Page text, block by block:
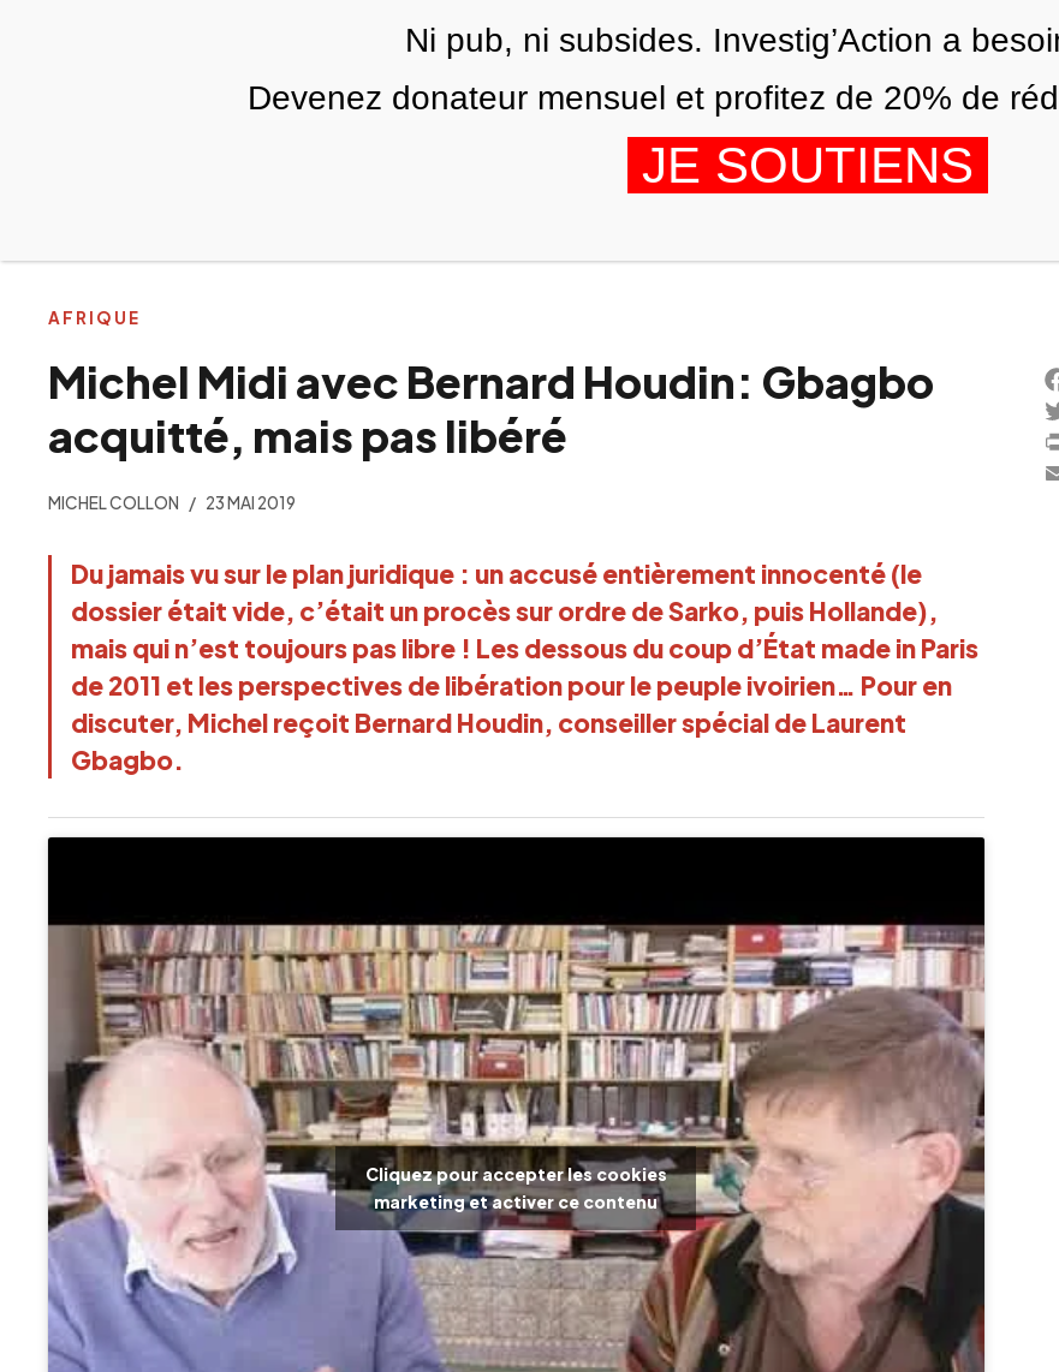
NOUS AGENDA
Michel Midi avec Bernard Houdin: Gbagbo
acquitté, mais pas libéré
MICHEL COLLON 23 MAI 2019
Du jamais vu sur le plan juridique : un accusé entièrement innocenté (le
dossier était vide, c’était un procès sur ordre de Sarko, puis Hollande),
mais qui n’est toujours pas libre ! Les dessous du coup d’État made in Paris
de 2011 et les perspectives de libération pour le peuple ivoirien… Pour en
discuter, Michel reçoit Bernard Houdin, conseiller spécial de Laurent
Gbagbo.
Cliquez pour accepter les cookies
marketing et activer ce contenu
AFRIQUE
Ni pub, ni subsides. Investig’Action a
Devenez donateur mensuel et profitez de 20% de
JE SOUTIENS